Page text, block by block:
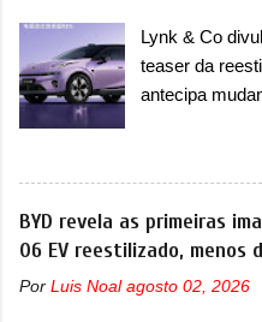
Strada fez.
que time que
longo da sua
ganhava uma
apelidada de
arredondadas.
versão
depois de um
foi marcava
japoneses e
arrancando
Lynk & Co
teaser da
antecipa
apresentar
para o Z20,
vendido no
lançamento,
mudará de
BYD revela as primeiras
06 EV reestilizado, menos
Por Luis Noal agosto 02, 2026